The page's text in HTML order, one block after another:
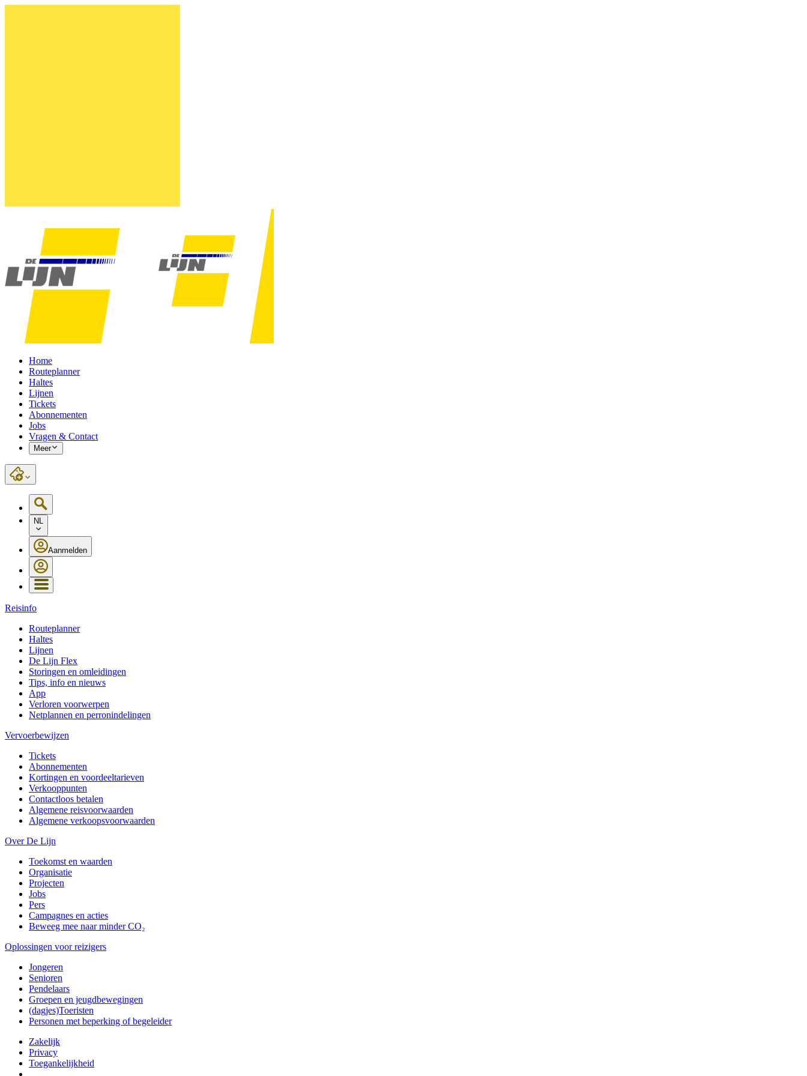
Home
Routeplanner
Haltes
Lijnen
Tickets
Abonnementen
Jobs
Vragen & Contact
Meer
NL
Aanmelden
Reisinfo
Routeplanner
Haltes
Lijnen
De Lijn Flex
Storingen en omleidingen
Tips, info en nieuws
App
Verloren voorwerpen
Netplannen en perronindelingen
Vervoerbewijzen
Tickets
Abonnementen
Kortingen en voordeeltarieven
Verkooppunten
Contactloos betalen
Algemene reisvoorwaarden
Algemene verkoopsvoorwaarden
Over De Lijn
Toekomst en waarden
Organisatie
Projecten
Jobs
Pers
Campagnes en acties
Beweeg mee naar minder CO₂
Oplossingen voor reizigers
Jongeren
Senioren
Pendelaars
Groepen en jeugdbewegingen
(dagjes)Toeristen
Personen met beperking of begeleider
Zakelijk
Privacy
Toegankelijkheid